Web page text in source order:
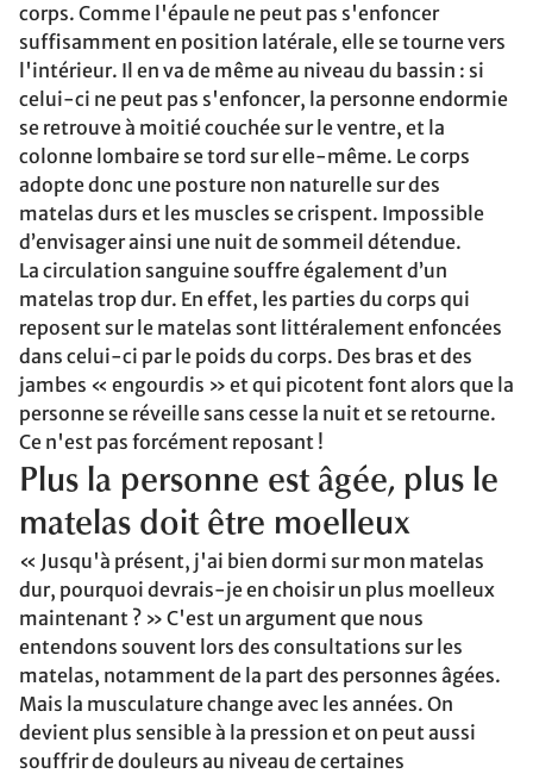
corps. Comme l'épaule ne peut pas s'enfoncer
suffisamment en position latérale, elle se tourne vers
l'intérieur. Il en va de même au niveau du bassin : si
celui-ci ne peut pas s'enfoncer, la personne endormie
se retrouve à moitié couchée sur le ventre, et la
colonne lombaire se tord sur elle-même. Le corps
adopte donc une posture non naturelle sur des
matelas durs et les muscles se crispent. Impossible
d’envisager ainsi une nuit de sommeil détendue.
La circulation sanguine souffre également d’un
matelas trop dur. En effet, les parties du corps qui
reposent sur le matelas sont littéralement enfoncées
dans celui-ci par le poids du corps. Des bras et des
jambes « engourdis » et qui picotent font alors que la
personne se réveille sans cesse la nuit et se retourne.
Ce n'est pas forcément reposant !
Plus la personne est âgée, plus le
matelas doit être moelleux
« Jusqu'à présent, j'ai bien dormi sur mon matelas
dur, pourquoi devrais-je en choisir un plus moelleux
maintenant ? » C'est un argument que nous
entendons souvent lors des consultations sur les
matelas, notamment de la part des personnes âgées.
Mais la musculature change avec les années. On
devient plus sensible à la pression et on peut aussi
souffrir de douleurs au niveau de certaines